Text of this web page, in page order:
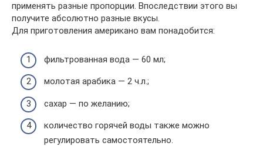
применять разные пропорции. Впоследствии этого вы
получите абсолютно разные вкусы.
Для приготовления американо вам понадобится:
фильтрованная вода — 60 мл;
молотая арабика — 2 ч.л.;
сахар — по желанию;
количество горячей воды также можно
регулировать самостоятельно.